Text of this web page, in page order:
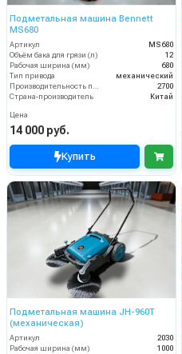
Подметальная машина Bennett
MS680
Артикул
MS680
Объём бака для грязи (л)
12
Рабочая ширина (мм)
680
Тип привода
механический
2700
Страна-производитель
Китай
Цена
14 000 руб.
Купить
Подметальная машина JH-960T
(механическая)
Артикул
2030
Рабочая ширина (мм)
1000